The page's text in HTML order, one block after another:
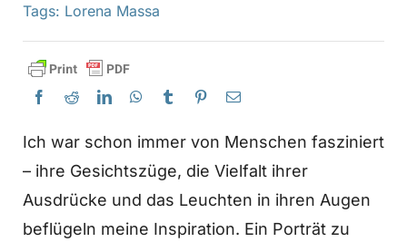
Abonnieren
Tags: Lorena Massa
Ich war schon immer von Menschen fasziniert
– ihre Gesichtszüge, die Vielfalt ihrer
Ausdrücke und das Leuchten in ihren Augen
beflügeln meine Inspiration. Ein Porträt zu